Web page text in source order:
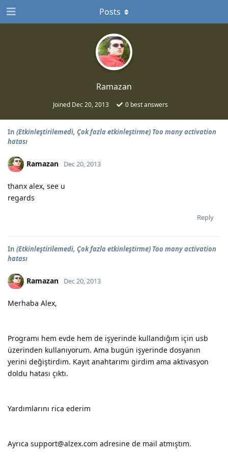
Ramazan
Joined Dec 20, 2013 0best answers
Posts
In (Etkinleştirilemedi, Çok fazla etkinleştirme) Too many activation
hatası
Ramazan Dec 20, 2013
thanx alex, see u
regards
Reply
In (Etkinleştirilemedi, Çok fazla etkinleştirme) Too many activation
hatası
Ramazan Dec 20, 2013
Merhaba Alex,
Programı hem evde hem de işyerinde kullandığım için usb
üzerinden kullanıyorum. Ama bugün işyerinde dosyanın
yerini değiştirdim. Kayıt anahtarımı girdim ama aktivasyon
doldu hatası çıktı.
Yardımlarını rica ederim
Ayrıca support@alzex.com adresine de mail atmıştım.